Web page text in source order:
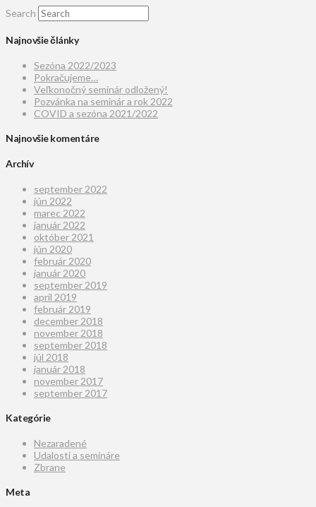
Search
Najnovšie články
Sezóna 2022/2023
Pokračujeme…
Veľkonočný seminár odložený!
Pozvánka na seminár a rok 2022
COVID a sezóna 2021/2022
Najnovšie komentáre
Archív
september 2022
jún 2022
marec 2022
január 2022
október 2021
jún 2020
február 2020
január 2020
september 2019
apríl 2019
február 2019
december 2018
november 2018
september 2018
júl 2018
január 2018
november 2017
september 2017
Kategórie
Nezaradené
Udalosti a semináre
Zbrane
Meta